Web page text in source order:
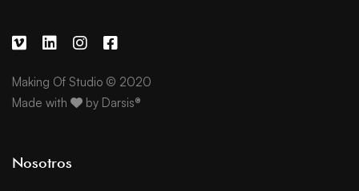
Making Of Studio © 2020
Made with
by Darsis®
Nosotros